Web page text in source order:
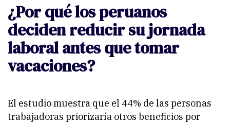
¿Por qué los peruanos
deciden reducir su jornada
laboral antes que tomar
vacaciones?
El estudio muestra que el 44% de las personas
trabajadoras priorizaría otros beneficios por